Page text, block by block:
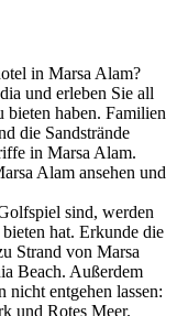
in Marsa Alam?
und erleben Sie all
bieten haben. Familien
die Sandstrände
in Marsa Alam.
Alam ansehen und
sind, werden
hat. Erkunde die
Strand von Marsa
Beach. Außerdem
nicht entgehen lassen:
und Rotes Meer.